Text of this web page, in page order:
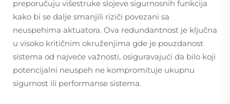
preporučuju višestruke slojeve sigurnosnih funkcija
kako bi se dalje smanjili riziči povezani sa
neuspehima aktuatora. Ova redundantnost je ključna
u visoko kritičnim okruženjima gde je pouzdanost
sistema od najveće važnosti, osiguravajući da bilo koji
potencijalni neuspeh ne kompromituje ukupnu
sigurnost ili performanse sistema.